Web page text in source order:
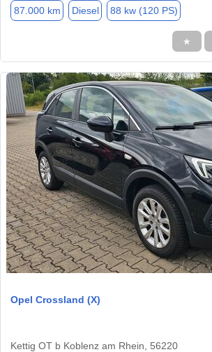
87.000 km Diesel 88 kw (120 PS)
★
Opel Crossland (X)
Kettig OT b Koblenz am Rhein, 56220